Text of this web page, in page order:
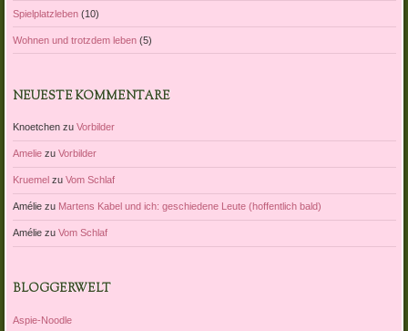
Spielplatzleben(10)
Wohnen und trotzdem leben(5)
NEUESTE KOMMENTARE
Knoetchenzu Vorbilder
Ameliezu Vorbilder
Kruemel zu Vom Schlaf
Améliezu Martens Kabel und ich: geschiedene Leute (hoffentlich bald)
Améliezu Vom Schlaf
BLOGGERWELT
Aspie-Noodle